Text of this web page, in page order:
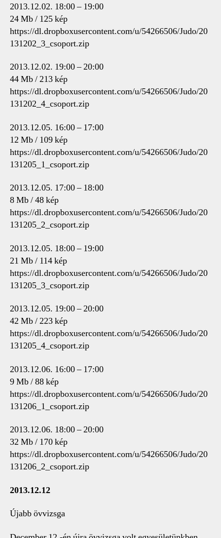
2013.12.02. 18:00 – 19:00
24 Mb / 125 kép
https://dl.dropboxusercontent.com/u/54266506/Judo/20
131202_3_csoport.zip
2013.12.02. 19:00 – 20:00
44 Mb / 213 kép
https://dl.dropboxusercontent.com/u/54266506/Judo/20
131202_4_csoport.zip
2013.12.05. 16:00 – 17:00
12 Mb / 109 kép
https://dl.dropboxusercontent.com/u/54266506/Judo/20
131205_1_csoport.zip
2013.12.05. 17:00 – 18:00
8 Mb / 48 kép
https://dl.dropboxusercontent.com/u/54266506/Judo/20
131205_2_csoport.zip
2013.12.05. 18:00 – 19:00
21 Mb / 114 kép
https://dl.dropboxusercontent.com/u/54266506/Judo/20
131205_3_csoport.zip
2013.12.05. 19:00 – 20:00
42 Mb / 223 kép
https://dl.dropboxusercontent.com/u/54266506/Judo/20
131205_4_csoport.zip
2013.12.06. 16:00 – 17:00
9 Mb / 88 kép
https://dl.dropboxusercontent.com/u/54266506/Judo/20
131206_1_csoport.zip
2013.12.06. 18:00 – 20:00
32 Mb / 170 kép
https://dl.dropboxusercontent.com/u/54266506/Judo/20
131206_2_csoport.zip
2013.12.12
Újabb övvizsga